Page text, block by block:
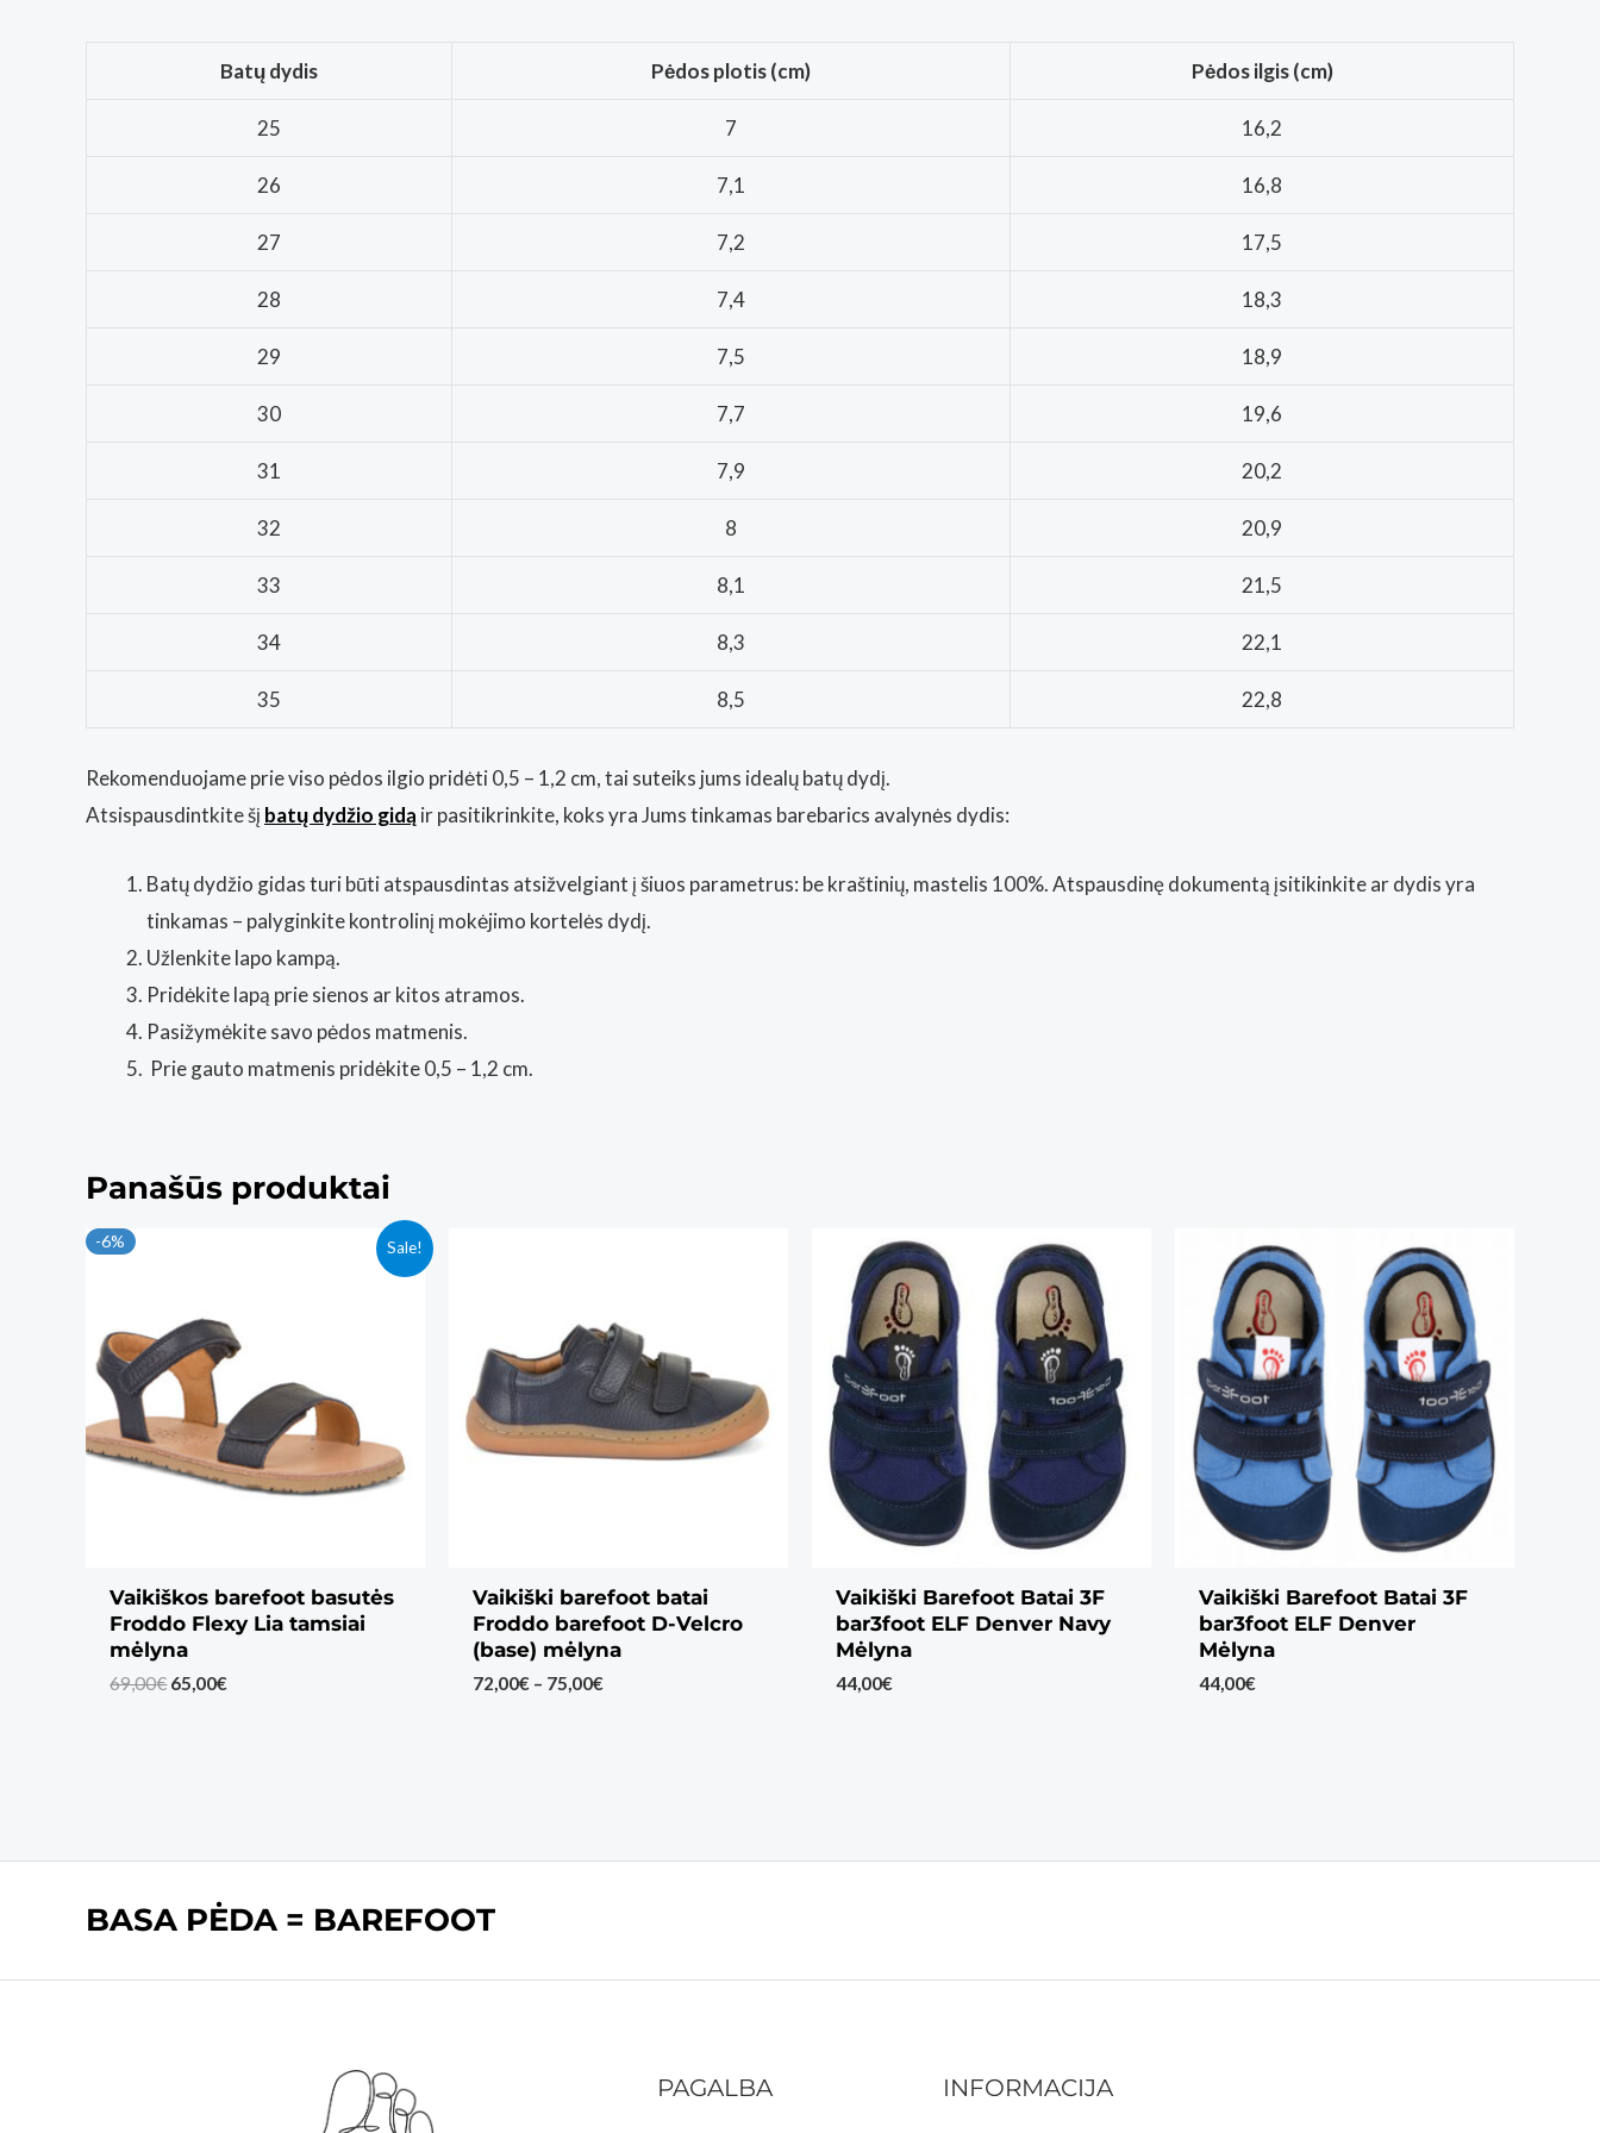
Batų dydis Pėdos plotis (cm) Pėdos ilgis (cm)
25 7 16,2
26 7,1 16,8
27 7,2 17,5
28 7,4 18,3
29 7,5 18,9
30 7,7 19,6
31 7,9 20,2
32 8 20,9
33 8,1 21,5
34 8,3 22,1
35 8,5 22,8
Rekomenduojame prie viso pėdos ilgio pridėti 0,5 – 1,2 cm, tai suteiks jums idealų batų dydį.
Atsispausdintkite šį batų dydžio gidą ir pasitikrinkite, koks yra Jums tinkamas barebarics avalynės dydis:
Batų dydžio gidas turi būti atspausdintas atsižvelgiant į šiuos parametrus: be kraštinių, mastelis 100%. Atspausdinę dokumentą įsitikinkite ar dydis yra
tinkamas – palyginkite kontrolinį mokėjimo kortelės dydį.
Užlenkite lapo kampą.
Pridėkite lapą prie sienos ar kitos atramos.
Pasižymėkite savo pėdos matmenis.
Prie gauto matmenis pridėkite 0,5 – 1,2 cm.
Panašūs produktai
Sale!
-6%
Vaikiškos barefoot basutės
Froddo Flexy Lia tamsiai
mėlyna
69,00€ Original
65,00€Current
Vaikiški barefoot batai
Froddo barefoot D-Velcro
(base) mėlyna
72,00€ – 75,00€Price
Vaikiški Barefoot Batai 3F
bar3foot ELF Denver Navy
Mėlyna
44,00€
Vaikiški Barefoot Batai 3F
bar3foot ELF Denver
Mėlyna
44,00€
BASA PĖDA = BAREFOOT
PAGALBA INFORMACIJA